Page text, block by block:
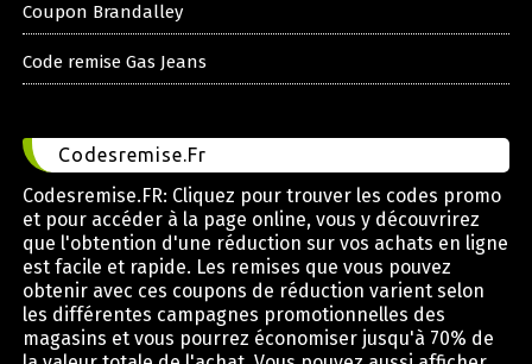
Coupon Brandalley
Code remise Gas Jeans
Codesremise.Fr
Codesremise.FR: Cliquez pour trouver les codes promo
et pour accéder à la page online, vous y découvrirez
que l'obtention d'une réduction sur vos achats en ligne
est facile et rapide. Les remises que vous pouvez
obtenir avec ces coupons de réduction varient selon
les différentes campagnes promotionnelles des
magasins et vous pourrez économiser jusqu'à 70% de